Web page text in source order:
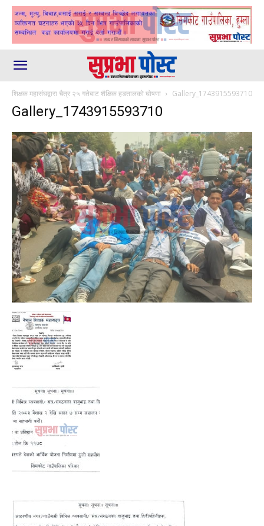
शिक्षक महासंघद्वारा चैत्र २५ गतेबाट शैक्षिक हडतालको घोषणा Gallery_1743915593710
Gallery_1743915593710